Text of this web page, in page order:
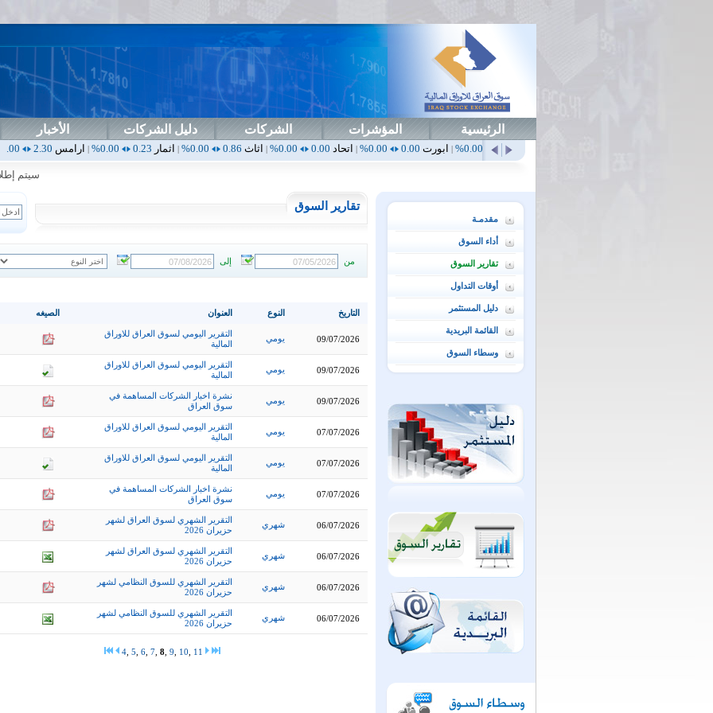
الرئيسية المؤشرات الشركات دليل الشركات الأخبار
|ابورت0.00
0.00%
|اتحاد0.00
0.00%
|اثاث0.86
|اثمار0.23
0.00%
|ارامس2.30
|اربيل
سيتم إطلاق
مقدمـة
أداء السوق
تقارير السوق
أوقات التداول
دليل المستثمر
القائمة البريدية
وسطاء السوق
تقارير السوق
من إلى
الصيغه العنوان النوع التاريخ
التقرير اليومي لسوق العراق للاوراق
المالية
يومي 09/07/2026
التقرير اليومي لسوق العراق للاوراق
المالية
يومي 09/07/2026
نشرة اخبار الشركات المساهمة في
سوق العراق
يومي 09/07/2026
التقرير اليومي لسوق العراق للاوراق
المالية
يومي 07/07/2026
التقرير اليومي لسوق العراق للاوراق
المالية
يومي 07/07/2026
نشرة اخبار الشركات المساهمة في
سوق العراق
يومي 07/07/2026
التقرير الشهري لسوق العراق لشهر
حزيران 2026
شهري 06/07/2026
التقرير الشهري لسوق العراق لشهر
حزيران 2026
شهري 06/07/2026
التقرير الشهري للسوق النظامي لشهر
حزيران 2026
شهري 06/07/2026
التقرير الشهري للسوق النظامي لشهر
حزيران 2026
شهري 06/07/2026
4 5 6 7 8 9 10 11